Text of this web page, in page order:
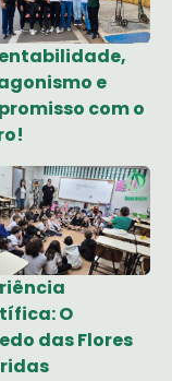
e
com o
O
das Flores